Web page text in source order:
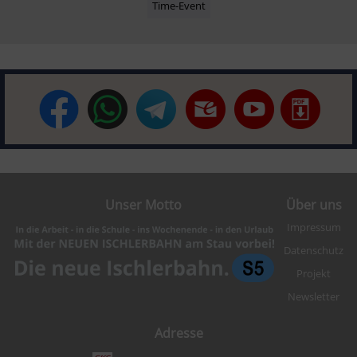
Time-Event
Unser Motto Über uns
Impressum
Datenschutz
Projekt
Newsletter
Adresse